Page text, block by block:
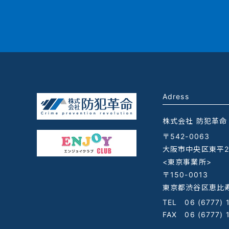
Adress
株式会社 防犯革命
〒542-0063
大阪市中央区東
<東京事業所>
〒150-0013
東京都渋谷区恵比
TEL06 (6777)
FAX 06 (6777)